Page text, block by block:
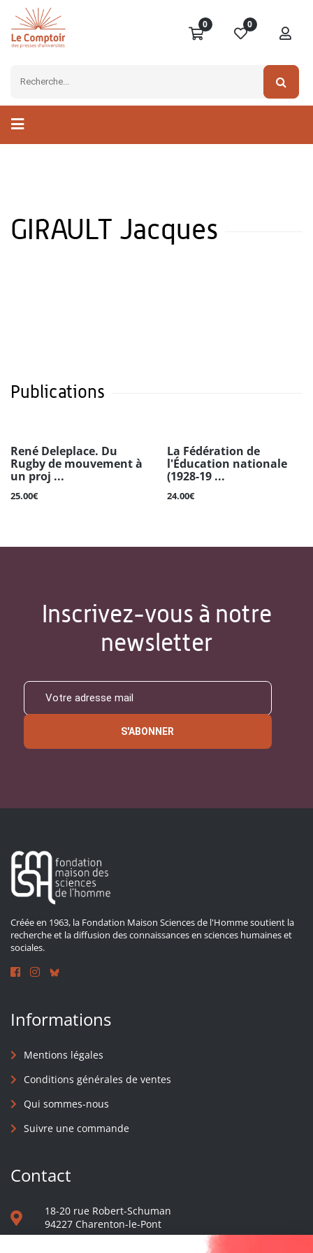
0 0
GIRAULT Jacques
Publications
René Deleplace. Du
Rugby de mouvement à
un proj ...
25.00€
La Fédération de
l'Éducation nationale
(1928-19 ...
24.00€
Inscrivez-vous à notre
newsletter
S'ABONNER
Créée en 1963, la Fondation Maison Sciences de l'Homme soutient la
recherche et la diffusion des connaissances en sciences humaines et
sociales.
Informations
Mentions légales
Conditions générales de ventes
Qui sommes-nous
Suivre une commande
Contact
18-20 rue Robert-Schuman
94227 Charenton-le-Pont